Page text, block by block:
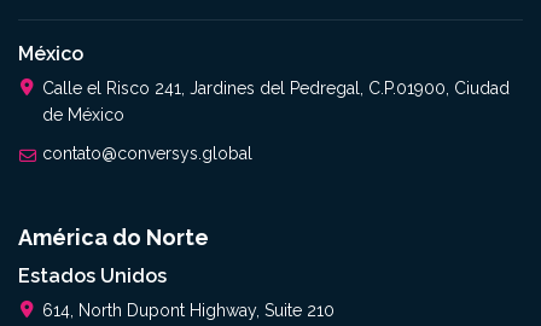
México
Calle el Risco 241, Jardines del Pedregal, C.P.01900, Ciudad
de México
contato@conversys.global
América do Norte
Estados Unidos
614, North Dupont Highway, Suite 210